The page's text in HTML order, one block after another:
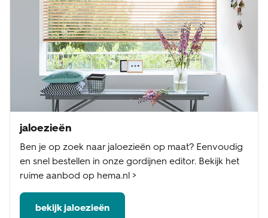
jaloezieën
Ben je op zoek naar jaloezieën op maat? Eenvoudig
en snel bestellen in onze gordijnen editor. Bekijk het
ruime aanbod op hema.nl >
bekijk jaloezieën